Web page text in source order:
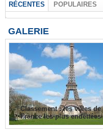
RÉCENTES POPULAIRES
GALERIE
Classement : les villes de
France les plus endettées